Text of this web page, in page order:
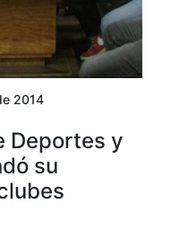
2014
Deportes y
su